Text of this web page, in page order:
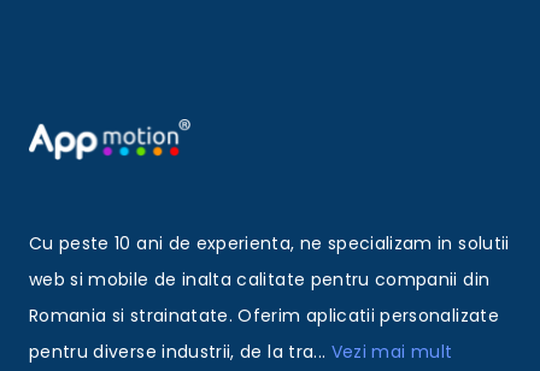
Cu peste 10 ani de experienta, ne specializam in solutii
web si mobile de inalta calitate pentru companii din
Romania si strainatate. Oferim aplicatii personalizate
pentru diverse industrii, de la tra... Vezi mai mult